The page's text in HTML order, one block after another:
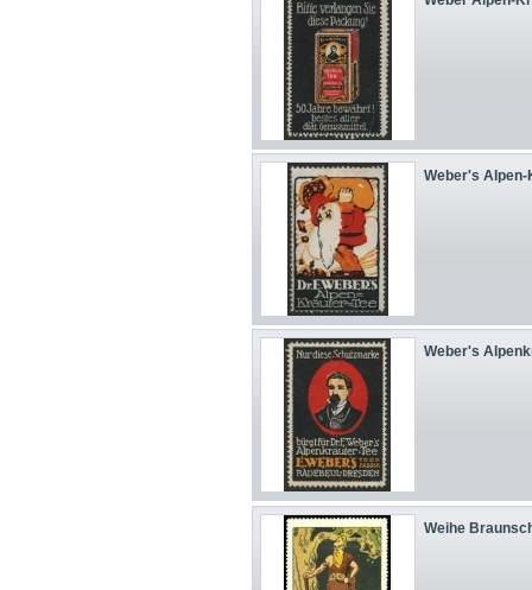
Weber's Alpen-
Weber's
Weihe